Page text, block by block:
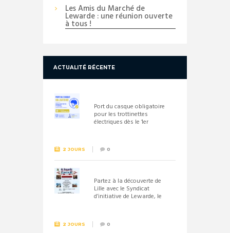
Les Amis du Marché de
Lewarde : une réunion ouverte
à tous !
ACTUALITÉ RÉCENTE
Port du casque obligatoire
pour les trottinettes
électriques dès le 1er
2 JOURS 0
Partez à la découverte de
Lille avec le Syndicat
d’initiative de Lewarde, le
2 JOURS 0